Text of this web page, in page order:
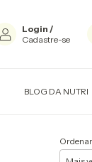
Login /
Cadastre-se
BLOG DA NUTRI